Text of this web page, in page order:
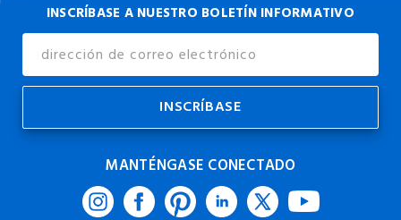
INSCRÍBASE A NUESTRO BOLETÍN INFORMATIVO
MANTÉNGASE CONECTADO